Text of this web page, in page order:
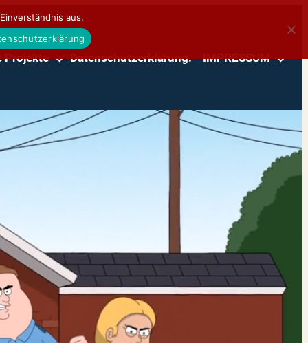
Projekte Datenschutzerklärung: IMPRESSUM
aus.